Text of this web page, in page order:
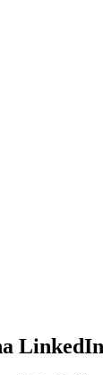
LinkedIn